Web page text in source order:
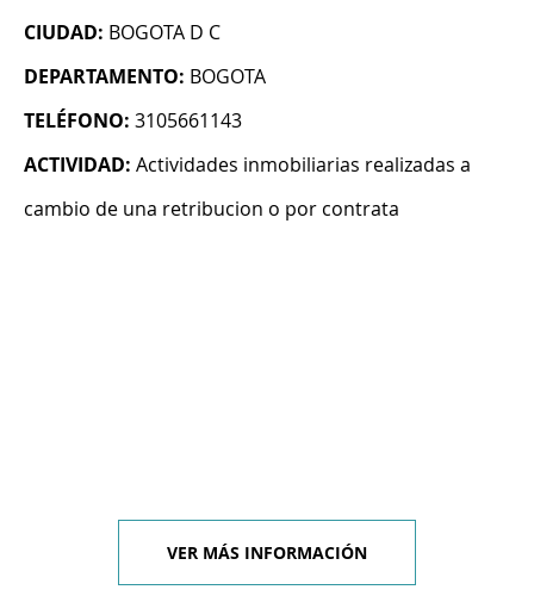
CIUDAD: BOGOTA D C
DEPARTAMENTO: BOGOTA
TELÉFONO: 3105661143
ACTIVIDAD: Actividades inmobiliarias realizadas a
cambio de una retribucion o por contrata
VER MÁS INFORMACIÓN